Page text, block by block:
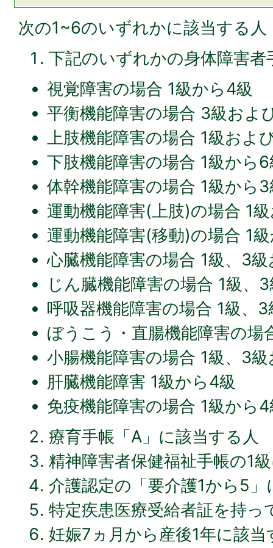
次の1~6のいずれかに該当する人
下記のいずれかの身体障害
視覚障害の場合 1級から4級
平衡機能障害の場合 3級およ
上肢機能障害の場合 1級およ
下肢機能障害の場合 1級から
体幹機能障害の場合 1級から
運動機能障害(上肢)の場合 1
運動機能障害(移動)の場合 1
心臓機能障害の場合 1級、3
じん臓機能障害の場合 1級、
呼吸器機能障害の場合 1級、
ぼうこう・直腸機能障害の場
小腸機能障害の場合 1級、3
肝臓機能障害 1級から4級
免疫機能障害の場合 1級から
療育手帳「A」に該当する人
精神障害者保健福祉手帳の1
介護認定の「要介護1から5」
特定疾患医療受給者証を持っ
妊娠7ヵ月から産後1年に該当